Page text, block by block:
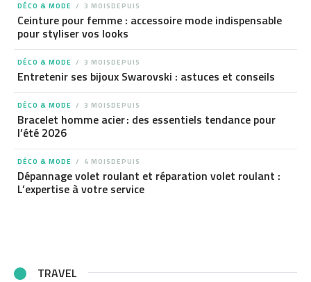
DÉCO & MODE 3 MOISDEPUIS
Ceinture pour femme : accessoire mode indispensable
pour styliser vos looks
DÉCO & MODE 3 MOISDEPUIS
Entretenir ses bijoux Swarovski : astuces et conseils
DÉCO & MODE 3 MOISDEPUIS
Bracelet homme acier : des essentiels tendance pour
l’été 2026
DÉCO & MODE 4 MOISDEPUIS
Dépannage volet roulant et réparation volet roulant :
L’expertise à votre service
TRAVEL